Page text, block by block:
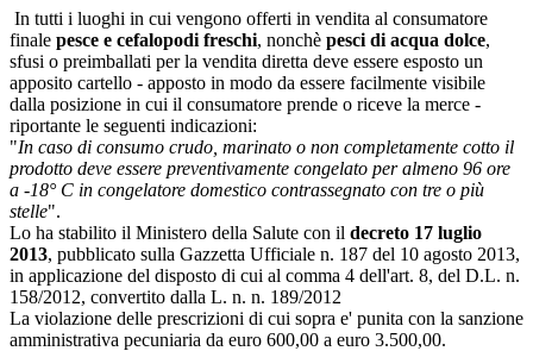
In tutti i luoghi in cui vengono offerti in vendita al consumatore
finale pesce e cefalopodi freschi, nonchè pesci di acqua dolce,
sfusi o preimballati per la vendita diretta deve essere esposto un
apposito cartello - apposto in modo da essere facilmente visibile
dalla posizione in cui il consumatore prende o riceve la merce -
riportante le seguenti indicazioni:
"In caso di consumo crudo, marinato o non completamente cotto il
prodotto deve essere preventivamente congelato per almeno 96 ore
a -18° C in congelatore domestico contrassegnato con tre o più
stelle".
Lo ha stabilito il Ministero della Salute con il decreto 17 luglio
2013, pubblicato sulla Gazzetta Ufficiale n. 187 del 10 agosto 2013,
in applicazione del disposto di cui al comma 4 dell'art. 8, del D.L. n.
158/2012, convertito dalla L. n. n. 189/2012
La violazione delle prescrizioni di cui sopra e' punita con la sanzione
amministrativa pecuniaria da euro 600,00 a euro 3.500,00.